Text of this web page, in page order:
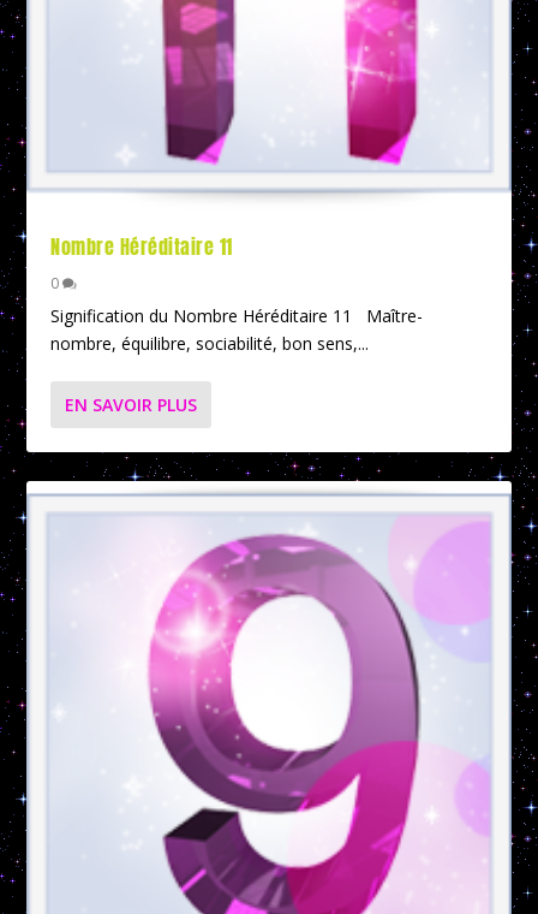
Nombre Héréditaire 11
0
Signification du Nombre Héréditaire 11 Maître-
nombre, équilibre, sociabilité, bon sens,...
EN SAVOIR PLUS